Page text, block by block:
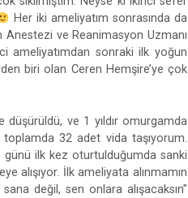
Her iki ameliyatım sonrasında da
Anestezi ve Reanimasyon Uzmanı
ameliyatımdan sonraki ilk yoğun
biri olan Ceren Hemşire’ye çok
ve 1 yıldır omurgamda
32 adet vida taşıyorum.
günü ilk kez oturtulduğumda sanki
alışıyor. İlk ameliyata alınmamın
değil, sen onlara alışacaksın”